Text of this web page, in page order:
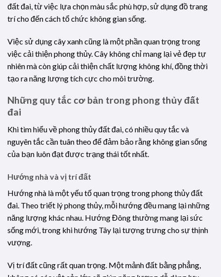
đất đai, từ việc lựa chọn màu sắc phù hợp, sử dụng đồ trang
trí cho đến cách tổ chức không gian sống.
Việc sử dụng cây xanh cũng là một phần quan trọng trong
việc cải thiện phong thủy. Cây không chỉ mang lại vẻ đẹp tự
nhiên mà còn giúp cải thiện chất lượng không khí, đồng thời
tạo ra năng lượng tích cực cho môi trường.
Những quy tắc cơ bản trong phong thủy đất
đai
Khi tìm hiểu về phong thủy đất đai, có nhiều quy tắc và
nguyên tắc cần tuân theo để đảm bảo rằng không gian sống
của bạn luôn đạt được trạng thái tốt nhất.
Hướng nhà và vị trí đất
Hướng nhà là một yếu tố quan trọng trong phong thủy đất
đai. Theo triết lý phong thủy, mỗi hướng đều mang lại những
năng lượng khác nhau. Hướng Đông thường mang lại sức
sống mới, trong khi hướng Tây lại tượng trưng cho sự thịnh
vượng.
Vị trí đất cũng rất quan trọng. Một mảnh đất bằng phẳng,